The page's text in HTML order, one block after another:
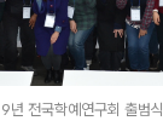
년 전국학예연구회 출범식